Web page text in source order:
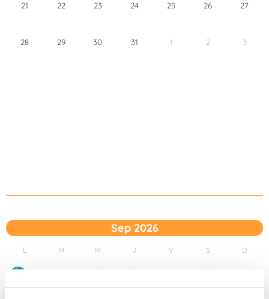
21 22 23 24 25 26 27
28 29 30 31 1 2 3
Sep 2026
L M M J V S D
2 3 6